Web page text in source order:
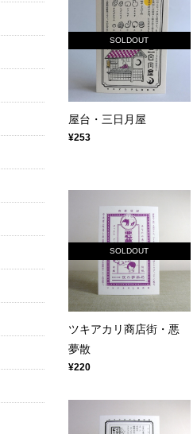
SOLDOUT
屋台・三日月屋
¥253
SOLDOUT
ツキアカリ商店街・悪
夢散
¥220